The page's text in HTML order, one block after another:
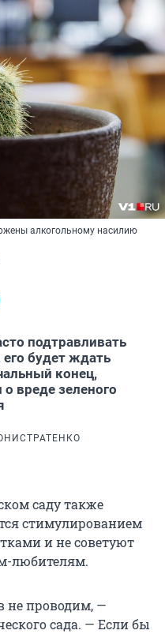
алкогольному насилию
подтравливать
его будет ждать
конец,
вреде зеленого
саду также
стимулированием
и не советуют
любителям.
не проводим, —
сада. — Если бы